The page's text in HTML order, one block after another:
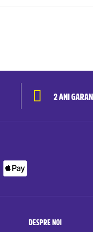
2 ANI
DESPRE NOI